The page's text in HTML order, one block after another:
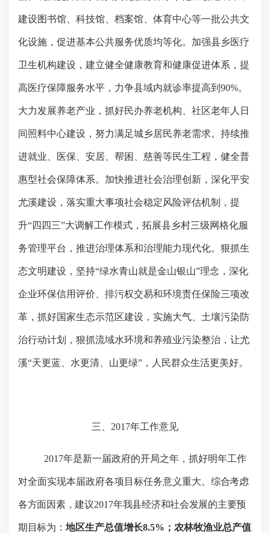
建设图书馆、科技馆、档案馆、体育中心等一批公共文
化设施，促进基本公共服务优质均等化。加强县乡医疗
卫生机构建设，建立健全健康教育和健康促进体系，提
高医疗保障服务水平，力争县域内就诊率提高到 90%。
大力发展养老产业，抓好民办养老机构、社区老年人日
间照料中心建设，努力满足城乡居民养老需求。持续推
进就业、医保、安居、帮困、慈善等民生工程，健全普
惠型社会保障体系。加快推进社会治理创新，深化平安
尤溪建设，落实重大事项社会稳定风险评估机制，提
升“四四三”大调解工作模式，拓展县乡村三级网格化服
务管理平台，推进治理体系和治理能力现代化。狠抓生
态文明建设，坚持“绿水青山就是金山银山”理念，深化
企业环保信用评价、排污权交易和环境责任保险三项改
革，抓好国家生态示范区建设，实施大气、土壤污染防
治行动计划，狠抓流域水环境和养殖业污染整治，让尤
溪“天更蓝、水更清、山更绿”，人民群众生活更美好。
三、 2017年工作意见
2017年是新一届政府的开局之年，抓好明年工作
对全面实现本届政府各项目标任务意义重大。 综合考虑
各方面因素，建议2017年我县经济和社会发展的主要预
期目标为： 地区生产总值增长8.5% ；农林牧渔业总产值